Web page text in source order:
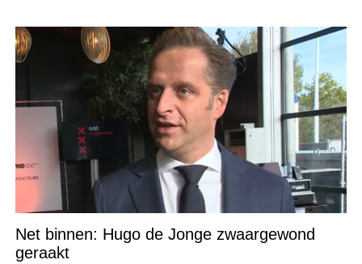
Net binnen: Hugo de Jonge zwaargewond
geraakt